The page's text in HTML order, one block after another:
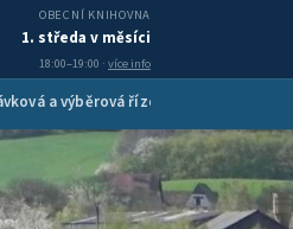
OBECNÍ KNIHOVNA
1. středa v měsíci
18:00–19:00 · více info
a výběrová řízení